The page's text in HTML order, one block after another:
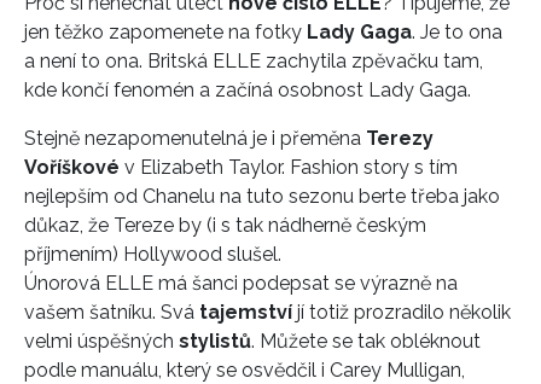
jen těžko zapomenete na fotky Lady Gaga. Je to ona
a není to ona. Britská ELLE zachytila zpěvačku tam,
kde končí fenomén a začíná osobnost Lady Gaga.
Stejně nezapomenutelná je i přeměna Terezy
Voříškové v Elizabeth Taylor. Fashion story s tím
nejlepším od Chanelu na tuto sezonu berte třeba jako
důkaz, že Tereze by (i s tak nádherně českým
příjmením) Hollywood slušel.
Únorová ELLE má šanci podepsat se výrazně na
vašem šatníku. Svá tajemství jí totiž prozradilo několik
velmi úspěšných stylistů. Můžete se tak obléknout
podle manuálu, který se osvědčil i Carey Mulligan,